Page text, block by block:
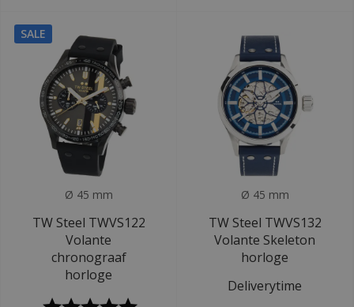
SALE
Ø 45 mm
TW Steel TWVS122
Volante
chronograaf
horloge
Ø 45 mm
TW Steel TWVS132
Volante Skeleton
horloge
Deliverytime